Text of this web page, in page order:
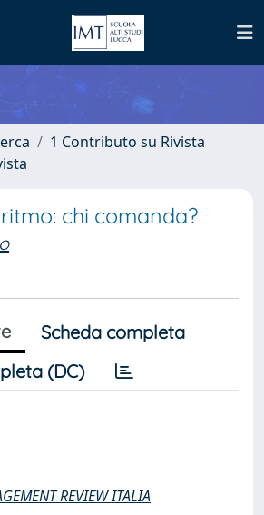
1 Contributo su Rivista
chi comanda?
Scheda completa
(DC)
REVIEW ITALIA